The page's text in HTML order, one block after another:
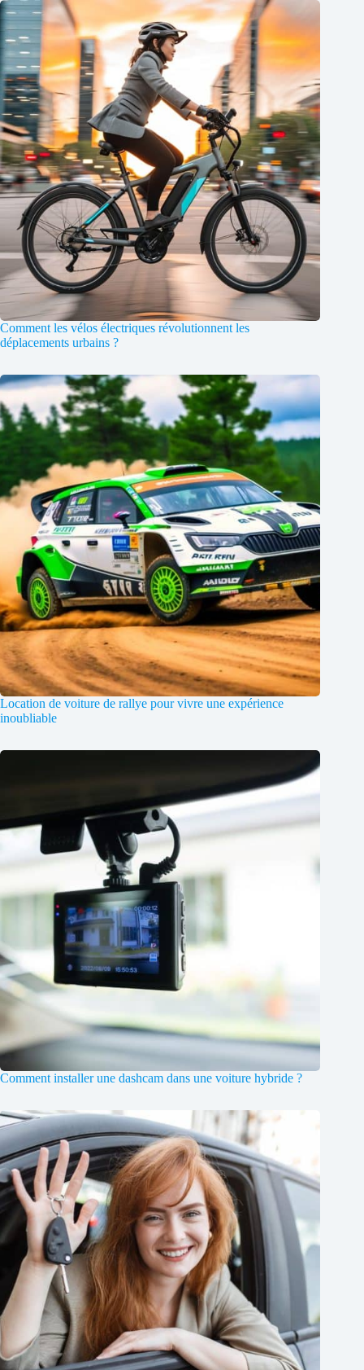
Comment les vélos électriques révolutionnent les
déplacements urbains ?
Location de voiture de rallye pour vivre une expérience
inoubliable
Comment installer une dashcam dans une voiture hybride ?